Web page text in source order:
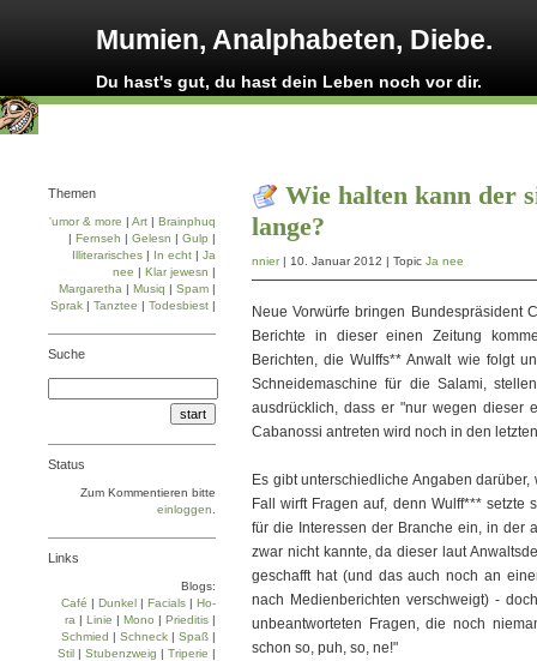
Mumien, Analphabeten, Diebe.
Du hast's gut, du hast dein Leben noch vor dir.
Wie halten kann der
lange?
nnier| 10. Januar 2012 | Topic Ja nee
Neue Vorwürfe bringen Bundespräsident
Berichte in dieser einen Zeitung
Berichten, die Wulffs** Anwalt wie folgt
Schneidemaschine für die Salami,
ausdrücklich, dass er "nur wegen dieser
Cabanossi antreten wird noch in den
Es gibt unterschiedliche Angaben
Fall wirft Fragen auf, denn Wulff*** setzte
für die Interessen der Branche ein, in der
zwar nicht kannte, da dieser laut
geschafft hat (und das auch noch an
nach Medienberichten verschweigt) -
unbeantworteten Fragen, die noch
schon so, puh, so, ne!"
Themen
'umor & more | Art | Brainphuq
| Fernseh | Gelesn | Gulp |
Illiterarisches | In echt | Ja
nee | Klar jewesn |
Margaretha | Musiq | Spam |
Sprak | Tanztee | Todesbiest |
Suche
Status
Zum Kommentieren bitte
einloggen
Links
Blogs:
Café | Dun­kel | Facials | Ho­
ra | Linie | Mo­no | Prie­di­tis |
Schmied | Schneck | Spaß |
Stil | Stu­ben­zweig | Tri­pe­rie |